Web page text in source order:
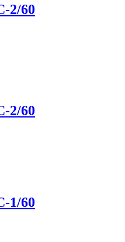
2/60
2/60
1/60